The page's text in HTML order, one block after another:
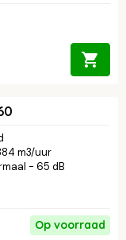
m3/uur
- 65 dB
Op voorraad